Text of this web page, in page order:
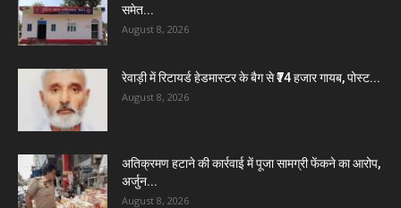
समेत...
August 8, 2026
रेवाड़ी में रिटायर्ड हेडमास्टर के बैग से ₹74 हजार गायब, पोस्ट...
August 8, 2026
अतिक्रमण हटाने की कार्रवाई में पूजा सामग्री फेंकने का आरोप,
अर्जुन...
August 8, 2026